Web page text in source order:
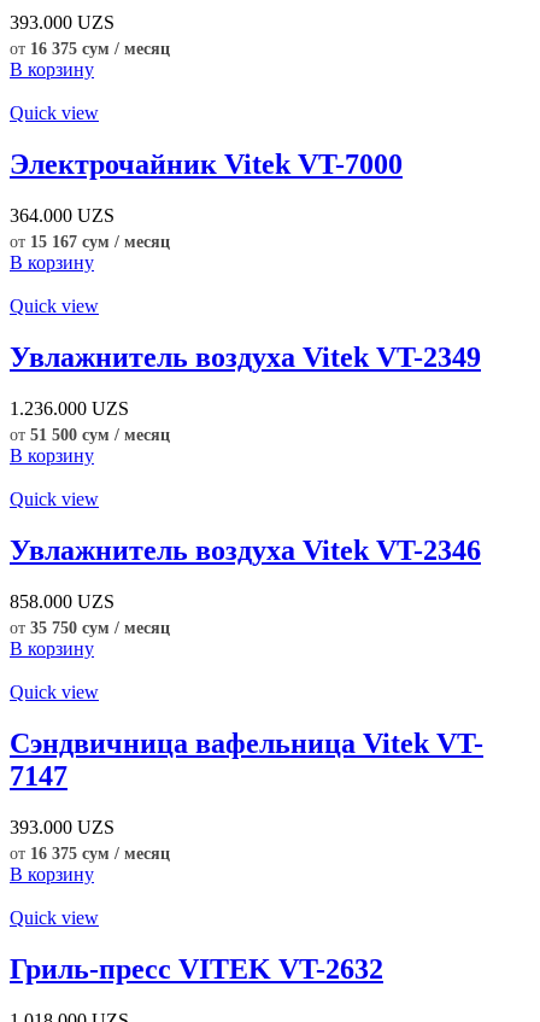
393.000 UZS
от 16 375 сум / месяц
В корзину
Quick view
Электрочайник Vitek VT-7000
364.000 UZS
от 15 167 сум / месяц
В корзину
Quick view
Увлажнитель воздуха Vitek VT-2349
1.236.000 UZS
от 51 500 сум / месяц
В корзину
Quick view
Увлажнитель воздуха Vitek VT-2346
858.000 UZS
от 35 750 сум / месяц
В корзину
Quick view
Сэндвичница вафельница Vitek VT-
7147
393.000 UZS
от 16 375 сум / месяц
В корзину
Quick view
Гриль-пресс VITEK VT-2632